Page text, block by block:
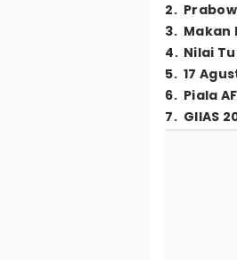
2.
3. Makan
4. Nilai
5. 17
6. Piala
7. GIIAS